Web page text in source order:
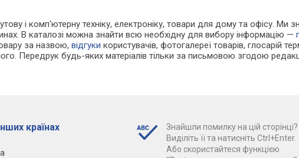
і комп'ютерну техніку, електроніку, товари для дому та офісу. Ми
В каталозі можна знайти всю необхідну для вибору інформацію —
за назвою,відгуки користувачів, фотогалереї товарів, глосарій
Передрук будь-яких матеріалів тільки за письмовою згодою
країнах
Знайшли помилку на цій сторінці?
Виділіть її та натисніть Ctrl+Enter.
Або скористайтеся функцією